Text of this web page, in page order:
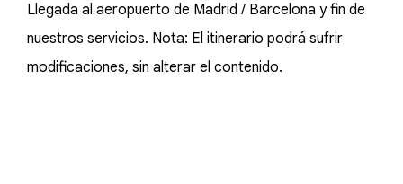
Llegada al aeropuerto de Madrid / Barcelona y fin de
nuestros servicios. Nota: El itinerario podrá sufrir
modificaciones, sin alterar el contenido.